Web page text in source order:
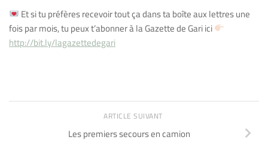
Et si tu préfères recevoir tout ça dans ta boîte aux lettres une
fois par mois, tu peux t’abonner à la Gazette de Gari ici
http://bit.ly/lagazettedegari
ARTICLE SUIVANT
Les premiers secours en camion